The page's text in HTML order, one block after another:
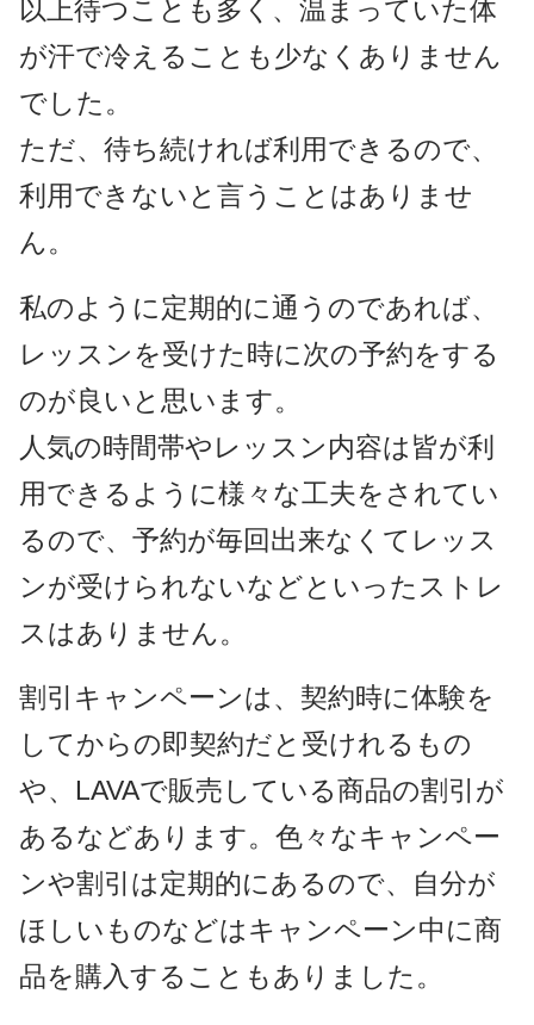
以上待つことも多く、温まっていた体
が汗で冷えることも少なくありません
でした。
ただ、待ち続ければ利用できるので、
利用できないと言うことはありませ
ん。
私のように定期的に通うのであれば、
レッスンを受けた時に次の予約をする
のが良いと思います。
人気の時間帯やレッスン内容は皆が利
用できるように様々な工夫をされてい
るので、予約が毎回出来なくてレッス
ンが受けられないなどといったストレ
スはありません。
割引キャンペーンは、契約時に体験を
してからの即契約だと受けれるもの
や、LAVAで販売している商品の割引が
あるなどあります。色々なキャンペー
ンや割引は定期的にあるので、自分が
ほしいものなどはキャンペーン中に商
品を購入することもありました。